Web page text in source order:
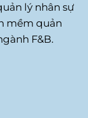
lý nhân sự
mềm quản
F&B.